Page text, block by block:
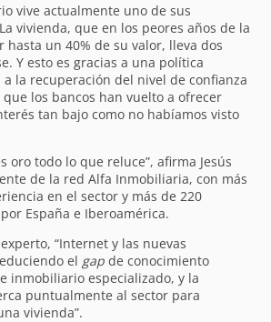
vive actualmente uno de sus
vivienda, que en los peores años de la
hasta un 40% de su valor, lleva dos
Y esto es gracias a una política
a la recuperación del nivel de confianza
los bancos han vuelto a ofrecer
tan bajo como no habíamos visto
oro todo lo que reluce”, afirma Jesús
de la red Alfa Inmobiliaria, con más
en el sector y más de 220
España e Iberoamérica.
“Internet y las nuevas
el gap de conocimiento
inmobiliario especializado, y la
puntualmente al sector para
vivienda”.